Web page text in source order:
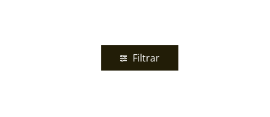
Filtrar